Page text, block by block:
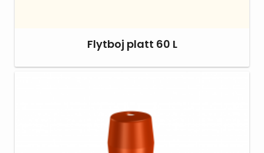
Flytboj platt 60 L